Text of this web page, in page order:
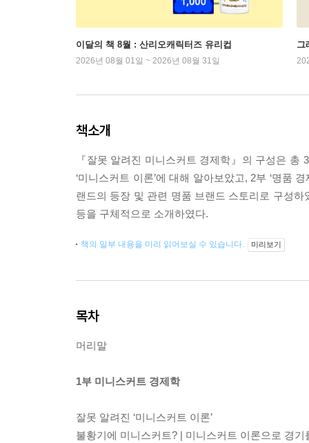
이달의 책 8월 : 산리오캐릭터즈 유리컵
2026년 08월 01일 ~ 2026년 08월 31일
그
책소개
『잘못 알려진 미니스커트 경제학』의 구성은 총
‘미니스커트 이론’에 대해 알아보았고, 2부 ‘명품
랜드의 등장 및 관련 명품 브랜드 스토리로 구성하
등을 구체적으로 소개하였다.
책의 일부 내용을 미리 읽어보실 수 있습니다. 미리보기
목차
머리말
1부 미니스커트 경제학
잘못 알려진 ‘미니스커트 이론’
불황기에 미니스커트? | 미니스커트 이론으로 경기